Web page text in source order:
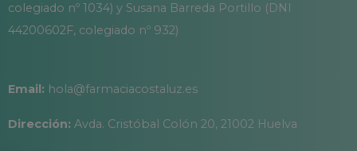
colegiado nº 1034) y Susana Barreda Portillo (DNI
44200602F, colegiado nº 932)
Email: hola@farmaciacostaluz.es
Dirección: Avda. Cristóbal Colón 20, 21002 Huelva